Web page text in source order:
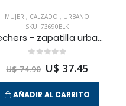
MUJER, CALZADO, URBANO
SKU: 73690BLK
skechers - zapatilla urbana uno para mujer
U$ 74.90 U$ 37.45
AÑADIR AL CARRITO